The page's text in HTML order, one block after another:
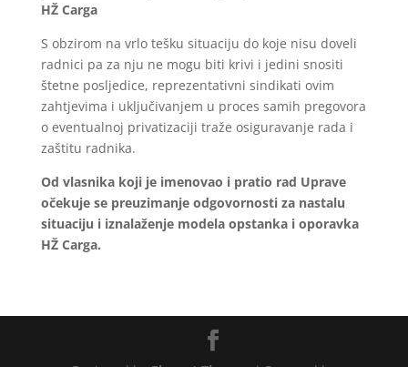
HŽ Carga
S obzirom na vrlo tešku situaciju do koje nisu doveli
radnici pa za nju ne mogu biti krivi i jedini snositi
štetne posljedice, reprezentativni sindikati ovim
zahtjevima i uključivanjem u proces samih pregovora
o eventualnoj privatizaciji traže osiguravanje rada i
zaštitu radnika.
Od vlasnika koji je imenovao i pratio rad Uprave
očekuje se preuzimanje odgovornosti za nastalu
situaciju i iznalaženje modela opstanka i oporavka
HŽ Carga.